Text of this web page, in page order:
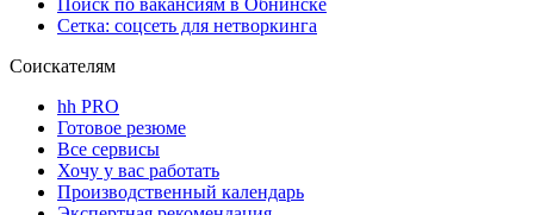
Поиск по вакансиям в Обнинске
Сетка: соцсеть для нетворкинга
Соискателям
hh PRO
Готовое резюме
Все сервисы
Хочу у вас работать
Производственный календарь